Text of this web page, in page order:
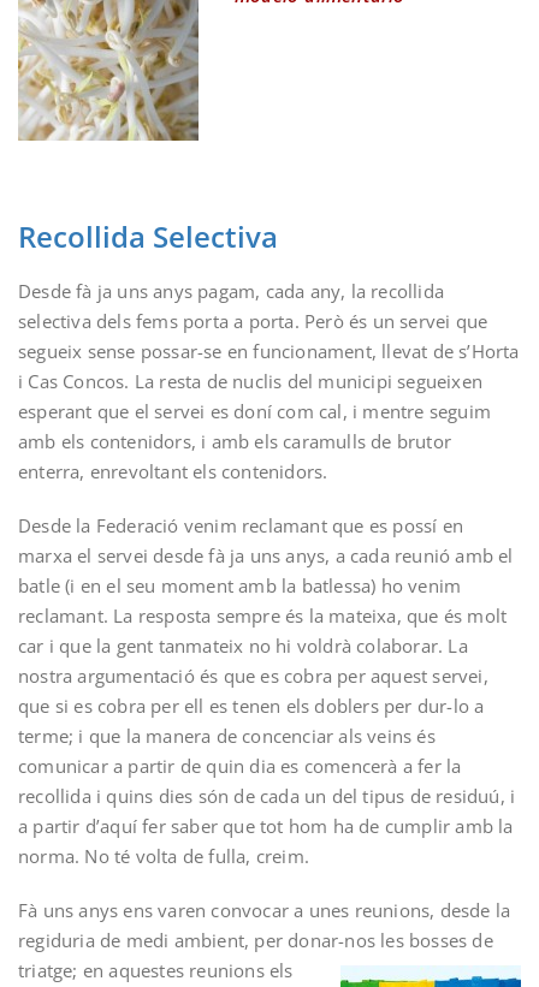
Recollida Selectiva
Desde fà ja uns anys pagam, cada any, la recollida
selectiva dels fems porta a porta. Però és un servei que
segueix sense possar-se en funcionament, llevat de s’Horta
i Cas Concos. La resta de nuclis del municipi segueixen
esperant que el servei es doní com cal, i mentre seguim
amb els contenidors, i amb els caramulls de brutor
enterra, enrevoltant els contenidors.
Desde la Federació venim reclamant que es possí en
marxa el servei desde fà ja uns anys, a cada reunió amb el
batle (i en el seu moment amb la batlessa) ho venim
reclamant. La resposta sempre és la mateixa, que és molt
car i que la gent tanmateix no hi voldrà colaborar. La
nostra argumentació és que es cobra per aquest servei,
que si es cobra per ell es tenen els doblers per dur-lo a
terme; i que la manera de concenciar als veins és
comunicar a partir de quin dia es comencerà a fer la
recollida i quins dies són de cada un del tipus de residuú, i
a partir d’aquí fer saber que tot hom ha de cumplir amb la
norma. No té volta de fulla, creim.
Fà uns anys ens varen convocar a unes reunions, desde la
regiduria de medi ambient, per donar-nos les bosses de
triatge; en aquestes reunions els